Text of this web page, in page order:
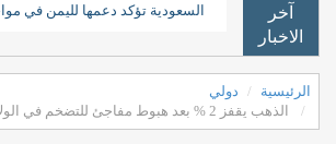
آخر
الاخبار
السعودية تؤكد دعمها لليمن في
الرئيسية
دولي
الذهب يقفز 2 % بعد هبوط مفاجئ للتضخم في الولايات المتحدة